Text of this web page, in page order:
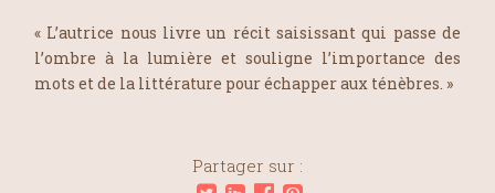
« L’autrice nous livre un récit saisissant qui passe de
l’ombre à la lumière et souligne l’importance des
mots et de la littérature pour échapper aux ténèbres. »
Partager sur :